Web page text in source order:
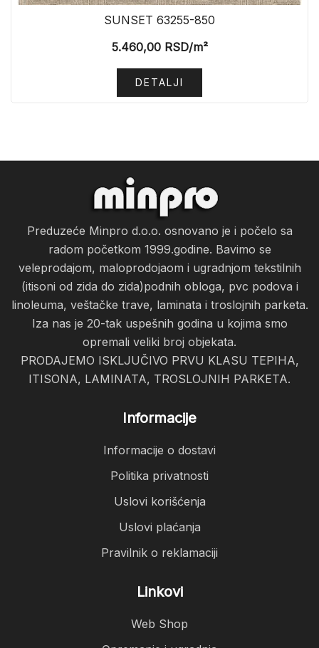
SUNSET 63255-850
5.460,00RSD/m²
DETALJI
Preduzeće Minpro d.o.o. osnovano je i počelo sa
radom početkom 1999.godine. Bavimo se
veleprodajom, maloprodojaom i ugradnjom tekstilnih
(itisoni od zida do zida)podnih obloga, pvc podova i
linoleuma, veštačke trave, laminata i troslojnih parketa.
Iza nas je 20-tak uspešnih godina u kojima smo
opremali veliki broj objekata.
PRODAJEMO ISKLJUČIVO PRVU KLASU TEPIHA,
ITISONA, LAMINATA, TROSLOJNIH PARKETA.
Informacije
Informacije o dostavi
Politika privatnosti
Uslovi korišćenja
Uslovi plaćanja
Pravilnik o reklamaciji
Linkovi
Web Shop